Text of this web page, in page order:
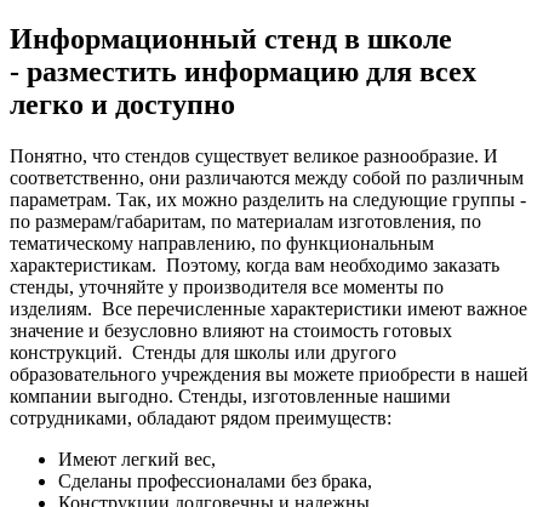
Информационный стенд в школе
- разместить информацию для всех
легко и доступно
Понятно, что стендов существует великое разнообразие. И
соответственно, они различаются между собой по различным
параметрам. Так, их можно разделить на следующие группы -
по размерам/габаритам, по материалам изготовления, по
тематическому направлению, по функциональным
характеристикам. Поэтому, когда вам необходимо заказать
стенды, уточняйте у производителя все моменты по
изделиям. Все перечисленные характеристики имеют важное
значение и безусловно влияют на стоимость готовых
конструкций. Стенды для школы или другого
образовательного учреждения вы можете приобрести в нашей
компании выгодно. Стенды, изготовленные нашими
сотрудниками, обладают рядом преимуществ:
Имеют легкий вес,
Сделаны профессионалами без брака,
Конструкции долговечны и надежны,